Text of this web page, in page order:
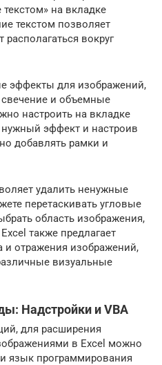
на вкладке
текстом позволяет
располагаться вокруг
эффекты для изображений,
свечение и объемные
настроить на вкладке
эффект и настроив
добавлять рамки и
удалить ненужные
перетаскивать угловые
область изображения,
также предлагает
и отражения изображений,
визуальные
Надстройки и VBA
для расширения
в Excel можно
язык программирования